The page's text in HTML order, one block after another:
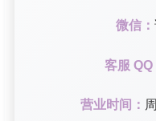
微信：
客服 QQ
营业时间：